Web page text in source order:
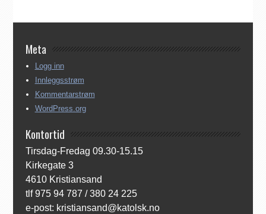
Meta
Logg inn
Innleggsstrøm
Kommentarstrøm
WordPress.org
Kontortid
Tirsdag-Fredag 09.30-15.15
Kirkegate 3
4610 Kristiansand
tlf 975 94 787 / 380 24 225
e-post: kristiansand@katolsk.no